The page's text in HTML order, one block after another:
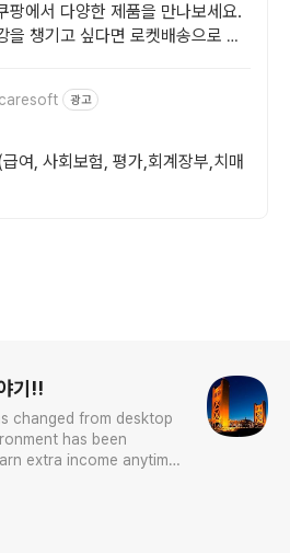
팡에서 다양한 제품을 만나보세요.
을 챙기고 싶다면 로켓배송으로 받
광고
여, 사회보험, 평가,회계장부,치매
기!!
changed from desktop
has been
extra income anytime,
our eyes to the world!